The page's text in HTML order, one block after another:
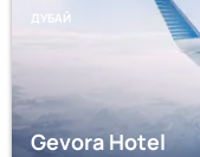
ДУБАЙ
Gevora Hotel